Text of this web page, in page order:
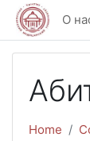
Skip to main
О
Home